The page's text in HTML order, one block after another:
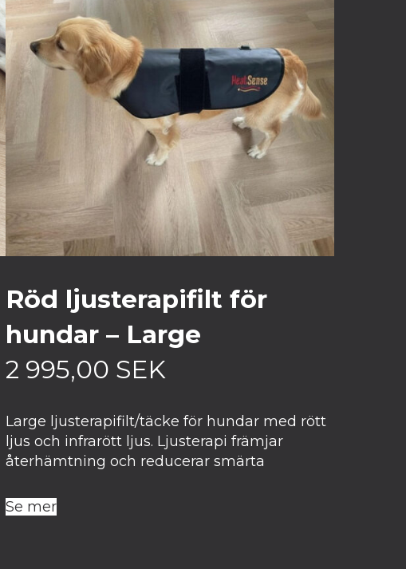
Röd ljusterapifilt för
hundar – Large
2 995,00 SEK
Large ljusterapifilt/täcke för hundar med rött
ljus och infrarött ljus. Ljusterapi främjar
återhämtning och reducerar smärta
Se mer